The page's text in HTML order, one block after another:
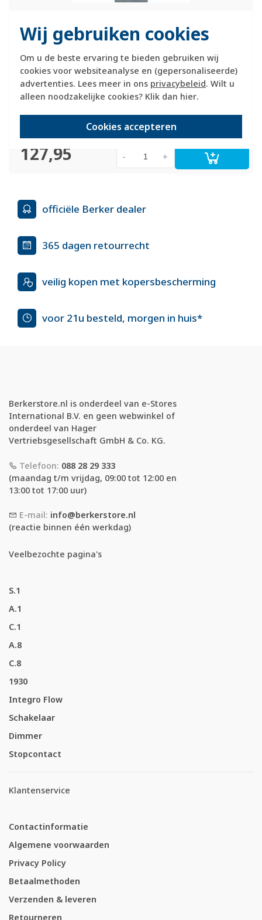
Wij gebruiken cookies
Om u de beste ervaring te bieden gebruiken wij
cookies voor websiteanalyse en (gepersonaliseerde)
advertenties. Lees meer in ons privacybeleid. Wilt u
alleen noodzakelijke cookies? Klik dan hier.
Cookies accepteren
Met de nevenaansluiting kun je verlichting die is aangesloten
op draaidimmer 294410 ook op een andere locatie bedienen
(zowel schakelen als dimmen). Een nevenpost is geen
zelfstandige dimmer.Meer informatie »
Verwachte levertijd:
voor 21u besteld, morgen in huis*
Huidige voorraad:
127,95 +
-
officiële Berker dealer
365 dagen retourrecht
veilig kopen met kopersbescherming
voor 21u besteld, morgen in huis*
Berkerstore.nl is onderdeel van e-Stores
International B.V. en geen webwinkel of
onderdeel van Hager
Vertriebsgesellschaft GmbH & Co. KG.
Telefoon: 088 28 29 333
(maandag t/m vrijdag, 09:00 tot 12:00 en
13:00 tot 17:00 uur)
E-mail: info@berkerstore.nl
(reactie binnen één werkdag)
Veelbezochte pagina's
S.1
A.1
C.1
A.8
C.8
1930
Integro Flow
Schakelaar
Dimmer
Stopcontact
Klantenservice
Contactinformatie
Algemene voorwaarden
Privacy Policy
Betaalmethoden
Verzenden & leveren
Retourneren